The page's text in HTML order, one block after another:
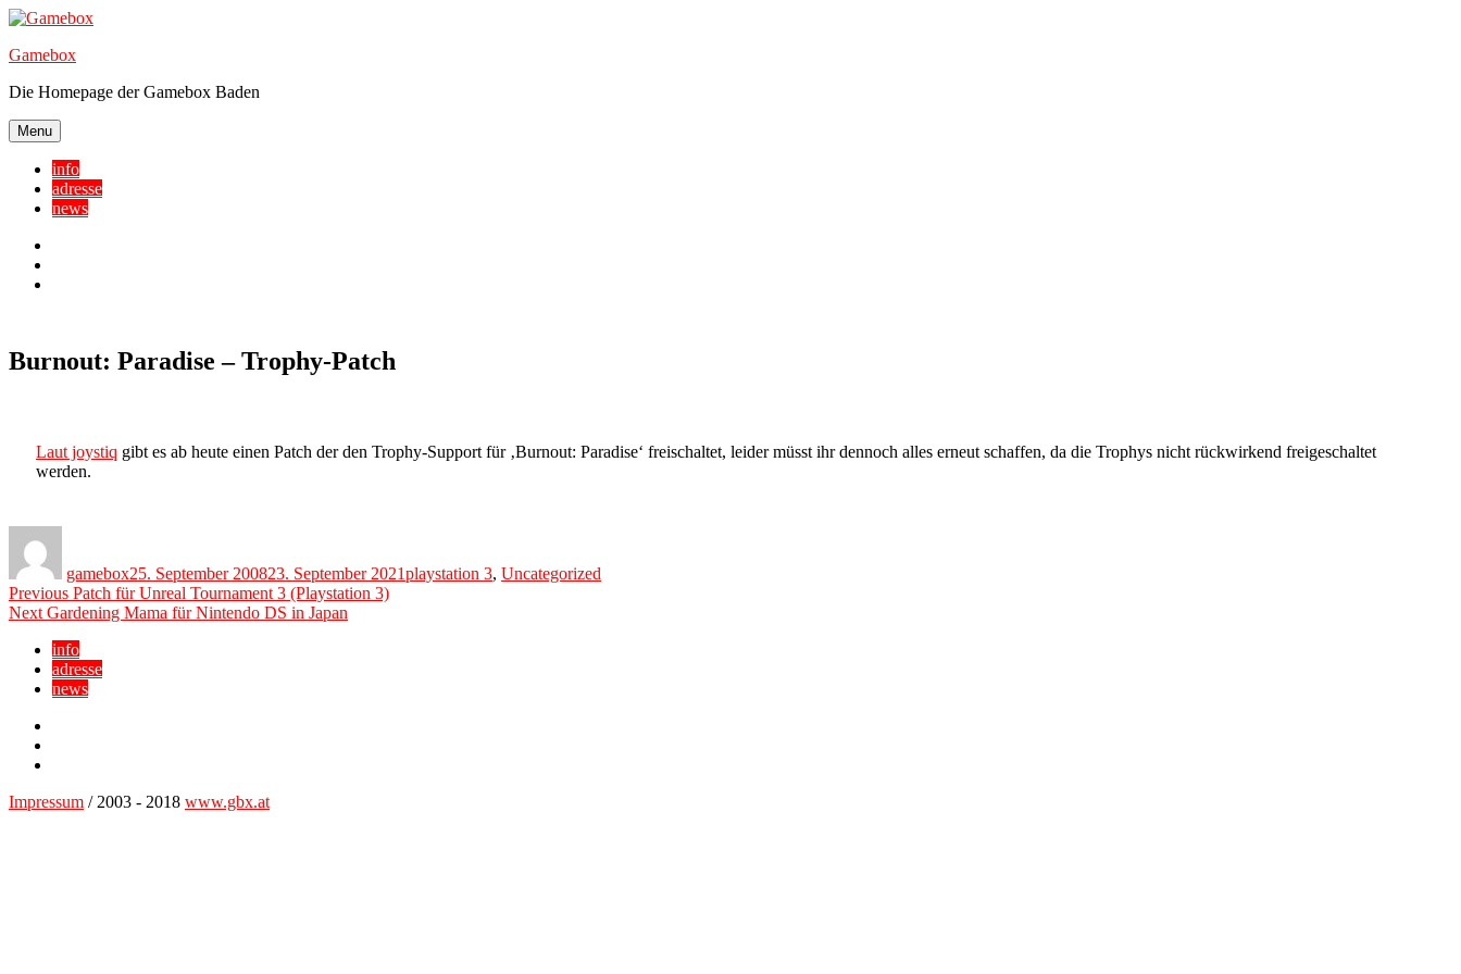
Skip
content
Gamebox
Die Homepage der Gamebox Baden
Menu
info
adresse
news
Burnout: Paradise – Trophy-Patch
Laut joystiq gibt es ab heute einen Patch der den Trophy-Support für ‚Burnout: Paradise‘ freischaltet, leider müsst ihr dennoch alles erneut schaffen, da die Trophys nicht rückwirkend freigeschaltet
werden.
gamebox25. September 200823. September 2021playstation 3, Uncategorized
Beitragsnavigation
Previous Previous
post:
Patch für Unreal Tournament 3 (Playstation 3)
Next Next
Gardening Mama für Nintendo DS in Japan
info
adresse
news
Impressum / 2003 - 2018 www.gbx.at